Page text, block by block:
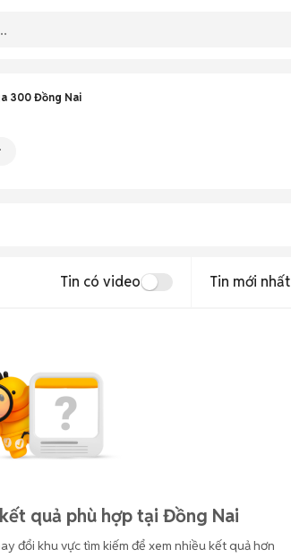
300 Đồng Nai
Tin có video Tin mới nhất
quả phù hợp tại Đồng Nai
đổi khu vực tìm kiếm để xem nhiều kết quả hơn